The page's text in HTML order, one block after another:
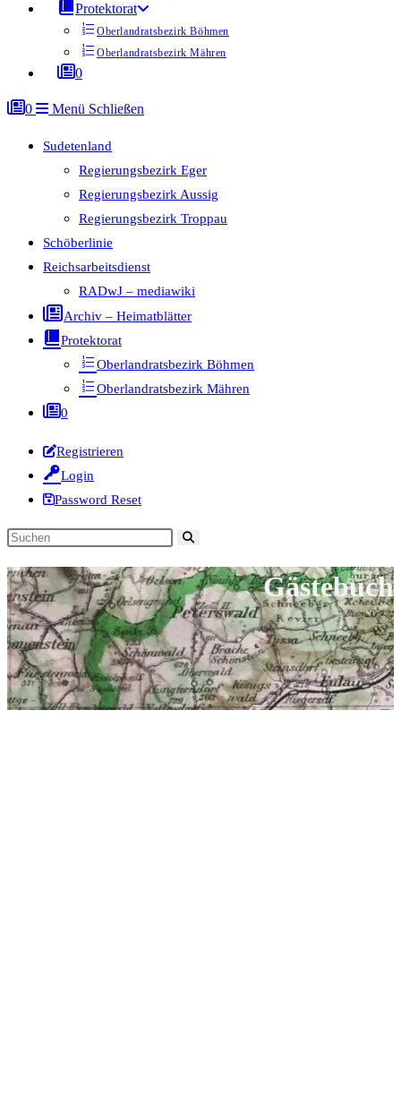
Protektorat
Oberlandratsbezirk Böhmen
Oberlandratsbezirk Mähren
0
0 Menü Schließen
Sudetenland
Regierungsbezirk Eger
Regierungsbezirk Aussig
Regierungsbezirk Troppau
Schöberlinie
Reichsarbeitsdienst
RADwJ – mediawiki
Archiv – Heimatblätter
Protektorat
Oberlandratsbezirk Böhmen
Oberlandratsbezirk Mähren
0
Registrieren
Login
Password Reset
Diese
durchsuchen
Gästebuch